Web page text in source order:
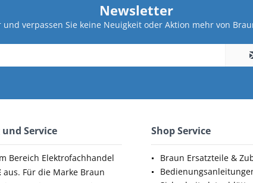
Newsletter
verpassen Sie keine Neuigkeit oder Aktion mehr von
Service
Bereich Elektrofachhandel
aus. Für die Marke Braun
Shop Service
Braun Ersatzteile &